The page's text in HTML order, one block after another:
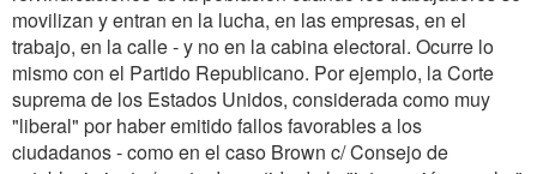
movilizan y entran en la lucha, en las empresas, en el
trabajo, en la calle - y no en la cabina electoral. Ocurre lo
mismo con el Partido Republicano. Por ejemplo, la Corte
suprema de los Estados Unidos, considerada como muy
"liberal" por haber emitido fallos favorables a los
ciudadanos - como en el caso Brown c/ Consejo de